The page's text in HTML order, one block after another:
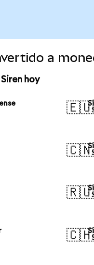
a
hoy
🇪🇺
1
🇨🇳
1
🇷🇺
1
🇨🇭
1